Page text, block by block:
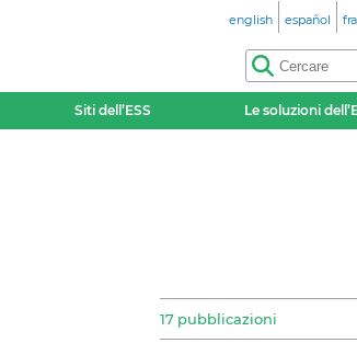
english español
Siti dell’ESS Le soluzioni
17 pubblicazioni